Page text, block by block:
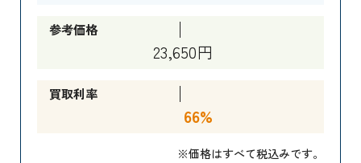
参考価格
23,650円
買取利率
66%
※価格はすべて税込みです。